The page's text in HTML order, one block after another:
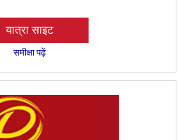
यात्रा साइट
समीक्षा पढ़ें